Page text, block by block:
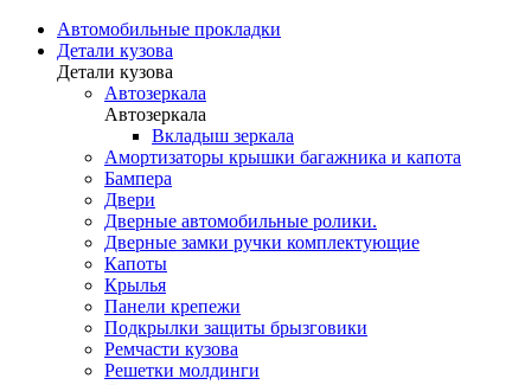
Автомобильные прокладки
Детали кузова
Детали кузова
Автозеркала
Автозеркала
Вкладыш зеркала
Амортизаторы крышки багажника и капота
Бампера
Двери
Дверные автомобильные ролики.
Дверные замки ручки комплектующие
Капоты
Крылья
Панели крепежи
Подкрылки защиты брызговики
Ремчасти кузова
Решетки молдинги